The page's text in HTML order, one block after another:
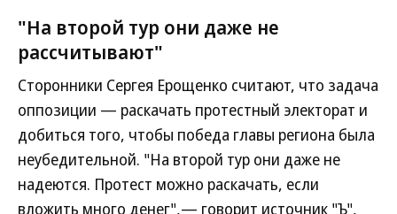
"На второй тур они даже не
рассчитывают"
Сторонники Сергея Ерощенко считают, что задача
оппозиции — раскачать протестный электорат и
добиться того, чтобы победа главы региона была
неубедительной. "На второй тур они даже не
надеются. Протест можно раскачать, если
вложить много денег",— говорит источник "Ъ",